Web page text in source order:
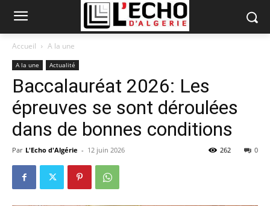
Accueil A la une
A la une Actualité
Baccalauréat 2026: Les
épreuves se sont déroulées
dans de bonnes conditions
Par L'Echo d'Algérie - 12 juin 2026 0
262